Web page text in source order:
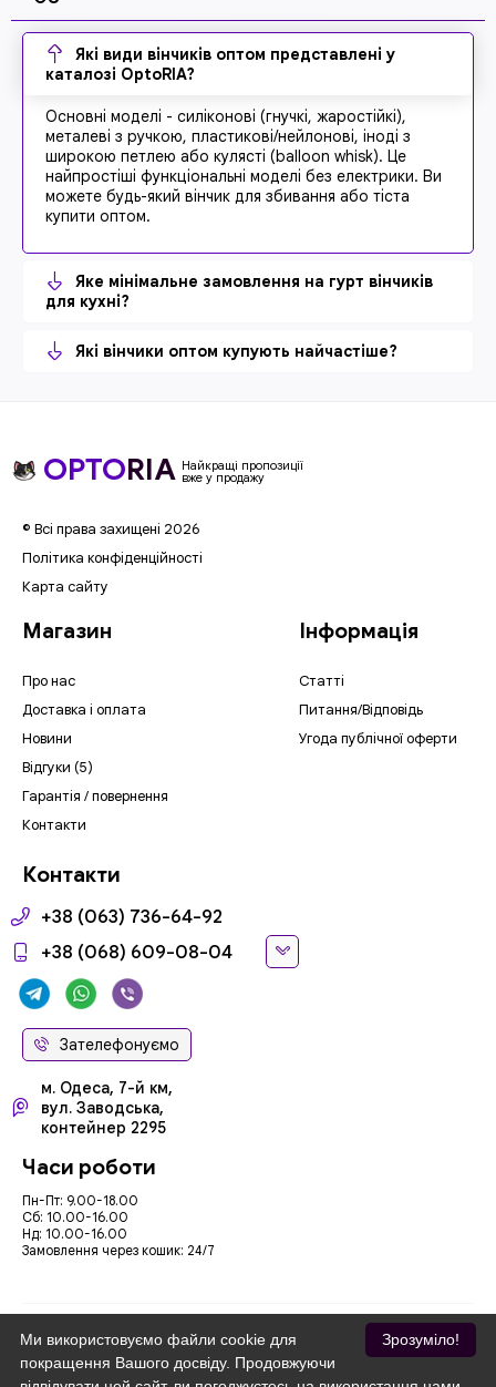
Які види вінчиків оптом представлені у
каталозі OptoRIA?
Основні моделі - силіконові (гнучкі, жаростійкі),
металеві з ручкою, пластикові/нейлонові, іноді з
широкою петлею або кулясті (balloon whisk). Це
найпростіші функціональні моделі без електрики. Ви
можете будь-який вінчик для збивання або тіста
купити оптом.
Яке мінімальне замовлення на гурт вінчиків
для кухні?
Які вінчики оптом купують найчастіше?
OPTORIA Найкращі пропозиції
вже у продажу
© Всі права захищені 2026
Політика конфіденційності
Карта сайту
Магазин
Про нас
Доставка і оплата
Новини
Відгуки (5)
Гарантія / повернення
Контакти
Інформація
Статті
Питання/Відповідь
Угода публічної оферти
Контакти
+38 (063) 736-64-92
+38 (068) 609-08-04
Зателефонуємо
м. Одеса, 7-й км,
вул. Заводська,
контейнер 2295
Часи роботи
Пн-Пт: 9.00-18.00
Сб: 10.00-16.00
Нд: 10.00-16.00
Замовлення через кошик: 24/7
Ми приймаємо
Зрозуміло!
Ми використовуємо файли cookie для
покращення Вашого досвіду. Продовжуючи